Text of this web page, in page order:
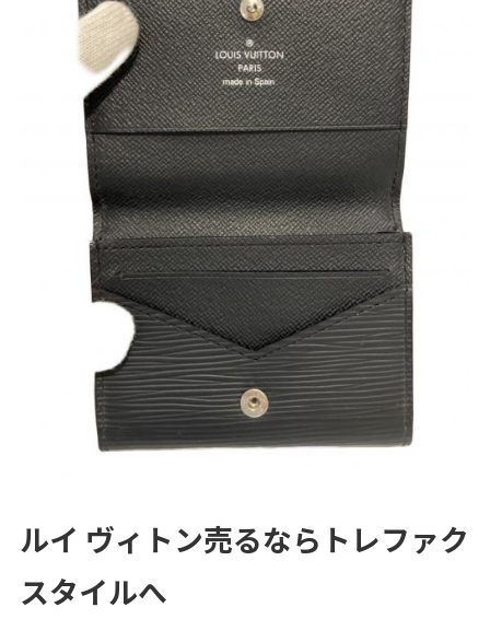
ルイ ヴィトン売るならトレファク
スタイルへ